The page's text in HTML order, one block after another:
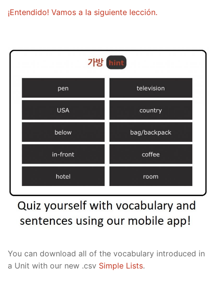
¡Entendido! Vamos a la siguiente lección.
You can download all of the vocabulary introduced in
a Unit with our new .csv Simple Lists.